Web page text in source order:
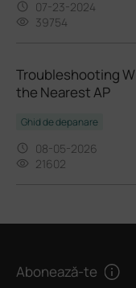
07-23-2024
39754
Troubleshooting
the Nearest AP
Ghid de depanare
08-05-2026
21602
Abonează-te